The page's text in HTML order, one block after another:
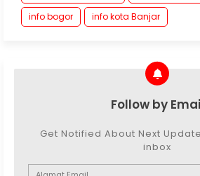
info bogor
info kota Banjar
Follow by
Get Notified About Next
inbox